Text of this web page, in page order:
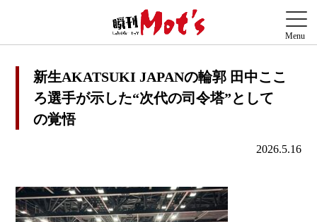
新生AKATSUKI JAPANの輪郭 田中ここ
ろ選手が示した“次代の司令塔”として
の覚悟
2026.5.16